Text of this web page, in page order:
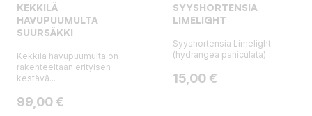
KEKKILÄ
HAVUPUUMULTA
SUURSÄKKI
Kekkilä havupuumulta on
rakenteeltaan erityisen
kestävä...
Hinta
99,00 €
SYYSHORTENSIA
LIMELIGHT
Syyshortensia Limelight
(hydrangea paniculata)
Hinta
15,00 €